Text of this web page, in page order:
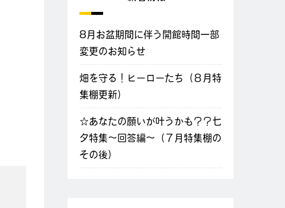
8月お盆期間に伴う開館時間一部
変更のお知らせ
畑を守る！ヒーローたち（８月特
集棚更新）
☆あなたの願いが叶うかも？？七
夕特集～回答編～（７月特集棚の
その後）